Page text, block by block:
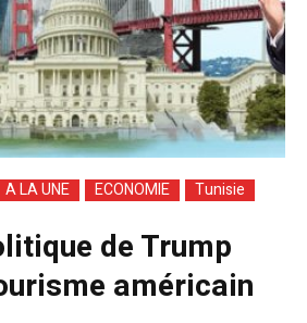
A LA UNE ECONOMIE Tunisie
de Trump
américain